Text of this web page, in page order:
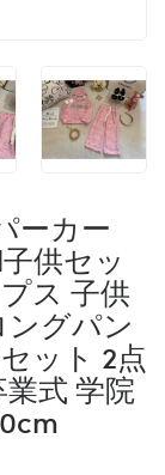
ーカー
供セッ
ス 子供
グパン
ット 2点
式 学院